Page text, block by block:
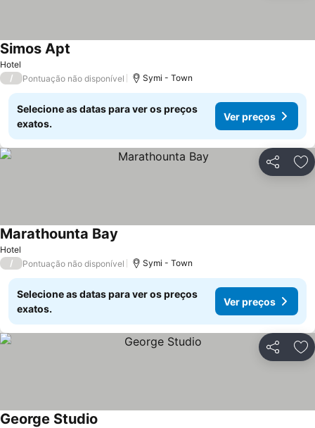
Hotel
Simos Apt
/ Pontuação não disponível Symi - Town
Selecione as datas para ver os preços
exatos.
Ver preços
Partilhar
Hotel
Marathounta Bay
/ Pontuação não disponível Symi - Town
Selecione as datas para ver os preços
exatos.
Ver preços
Partilhar
George Studio